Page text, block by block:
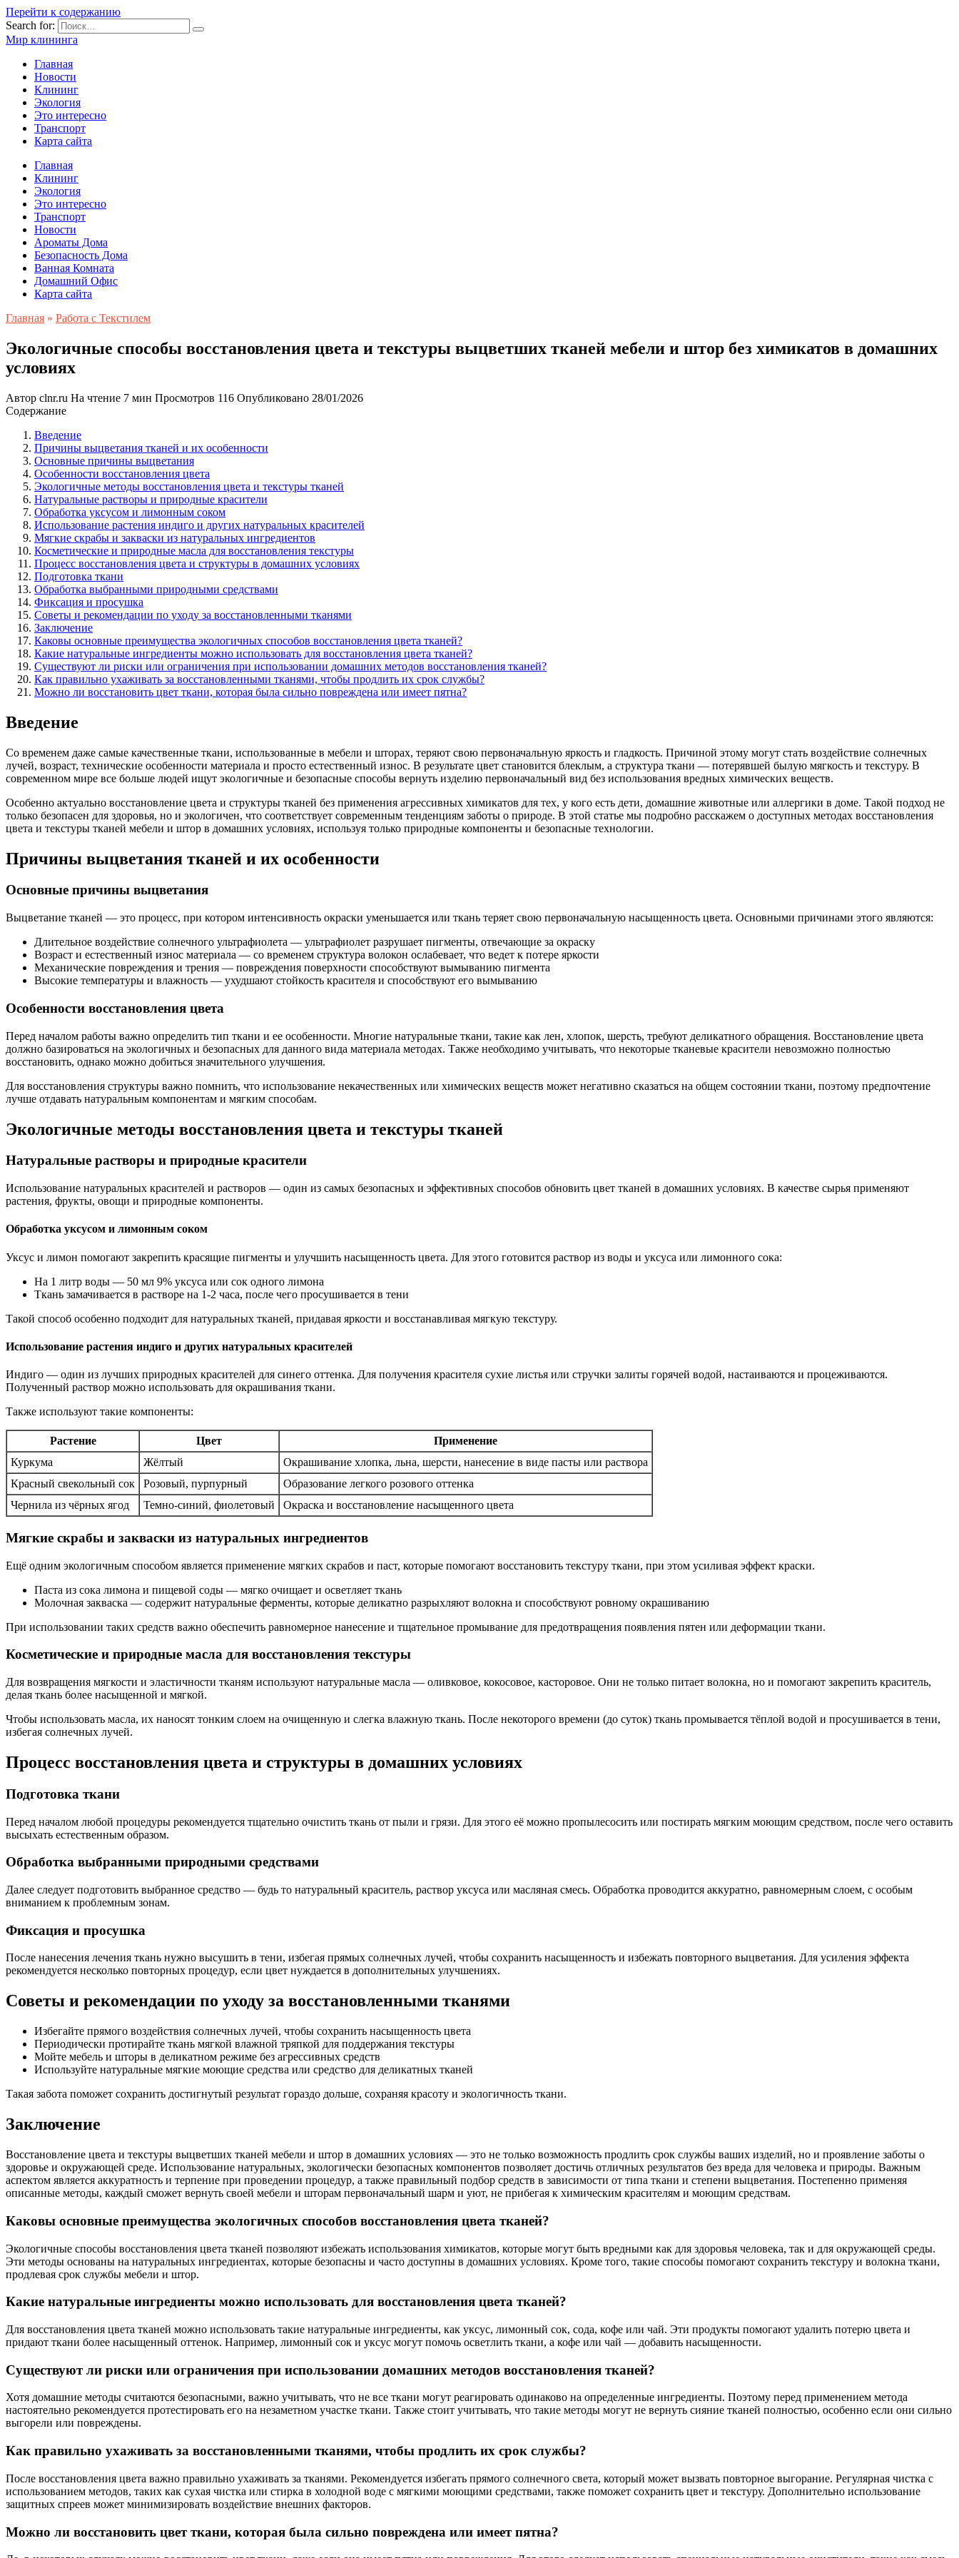
Перейти к содержанию
Search for:
Мир клининга
Главная
Новости
Клининг
Экология
Это интересно
Транспорт
Карта сайта
Главная
Клининг
Экология
Это интересно
Транспорт
Новости
Ароматы Дома
Безопасность Дома
Ванная Комната
Домашний Офис
Карта сайта
Главная » Работа с Текстилем
Экологичные способы восстановления цвета и текстуры выцветших тканей мебели и штор без химикатов в домашних
условиях
Автор clnr.ru На чтение 7 мин Просмотров 116 Опубликовано 28/01/2026
Содержание
Введение
Причины выцветания тканей и их особенности
Основные причины выцветания
Особенности восстановления цвета
Экологичные методы восстановления цвета и текстуры тканей
Натуральные растворы и природные красители
Обработка уксусом и лимонным соком
Использование растения индиго и других натуральных красителей
Мягкие скрабы и закваски из натуральных ингредиентов
Косметические и природные масла для восстановления текстуры
Процесс восстановления цвета и структуры в домашних условиях
Подготовка ткани
Обработка выбранными природными средствами
Фиксация и просушка
Советы и рекомендации по уходу за восстановленными тканями
Заключение
Каковы основные преимущества экологичных способов восстановления цвета тканей?
Какие натуральные ингредиенты можно использовать для восстановления цвета тканей?
Существуют ли риски или ограничения при использовании домашних методов восстановления тканей?
Как правильно ухаживать за восстановленными тканями, чтобы продлить их срок службы?
Можно ли восстановить цвет ткани, которая была сильно повреждена или имеет пятна?
Введение
Со временем даже самые качественные ткани, использованные в мебели и шторах, теряют свою первоначальную яркость и гладкость. Причиной этому могут стать воздействие солнечных
лучей, возраст, технические особенности материала и просто естественный износ. В результате цвет становится блеклым, а структура ткани — потерявшей былую мягкость и текстуру. В
современном мире все больше людей ищут экологичные и безопасные способы вернуть изделию первоначальный вид без использования вредных химических веществ.
Особенно актуально восстановление цвета и структуры тканей без применения агрессивных химикатов для тех, у кого есть дети, домашние животные или аллергики в доме. Такой подход не
только безопасен для здоровья, но и экологичен, что соответствует современным тенденциям заботы о природе. В этой статье мы подробно расскажем о доступных методах восстановления
цвета и текстуры тканей мебели и штор в домашних условиях, используя только природные компоненты и безопасные технологии.
Причины выцветания тканей и их особенности
Основные причины выцветания
Выцветание тканей — это процесс, при котором интенсивность окраски уменьшается или ткань теряет свою первоначальную насыщенность цвета. Основными причинами этого являются:
Длительное воздействие солнечного ультрафиолета — ультрафиолет разрушает пигменты, отвечающие за окраску
Возраст и естественный износ материала — со временем структура волокон ослабевает, что ведет к потере яркости
Механические повреждения и трения — повреждения поверхности способствуют вымыванию пигмента
Высокие температуры и влажность — ухудшают стойкость красителя и способствуют его вымыванию
Особенности восстановления цвета
Перед началом работы важно определить тип ткани и ее особенности. Многие натуральные ткани, такие как лен, хлопок, шерсть, требуют деликатного обращения. Восстановление цвета
должно базироваться на экологичных и безопасных для данного вида материала методах. Также необходимо учитывать, что некоторые тканевые красители невозможно полностью
восстановить, однако можно добиться значительного улучшения.
Для восстановления структуры важно помнить, что использование некачественных или химических веществ может негативно сказаться на общем состоянии ткани, поэтому предпочтение
лучше отдавать натуральным компонентам и мягким способам.
Экологичные методы восстановления цвета и текстуры тканей
Натуральные растворы и природные красители
Использование натуральных красителей и растворов — один из самых безопасных и эффективных способов обновить цвет тканей в домашних условиях. В качестве сырья применяют
растения, фрукты, овощи и природные компоненты.
Обработка уксусом и лимонным соком
Уксус и лимон помогают закрепить красящие пигменты и улучшить насыщенность цвета. Для этого готовится раствор из воды и уксуса или лимонного сока:
На 1 литр воды — 50 мл 9% уксуса или сок одного лимона
Ткань замачивается в растворе на 1-2 часа, после чего просушивается в тени
Такой способ особенно подходит для натуральных тканей, придавая яркости и восстанавливая мягкую текстуру.
Использование растения индиго и других натуральных красителей
Индиго — один из лучших природных красителей для синего оттенка. Для получения красителя сухие листья или стручки залиты горячей водой, настаиваются и процеживаются.
Полученный раствор можно использовать для окрашивания ткани.
Также используют такие компоненты:
Растение Цвет
Применение
Куркума
Жёлтый
Окрашивание хлопка, льна, шерсти, нанесение в виде пасты или раствора
Красный свекольный сок
Розовый, пурпурный
Образование легкого розового оттенка
Чернила из чёрных ягод
Темно-синий, фиолетовый Окраска и восстановление насыщенного цвета
Мягкие скрабы и закваски из натуральных ингредиентов
Ещё одним экологичным способом является применение мягких скрабов и паст, которые помогают восстановить текстуру ткани, при этом усиливая эффект краски.
Паста из сока лимона и пищевой соды — мягко очищает и осветляет ткань
Молочная закваска — содержит натуральные ферменты, которые деликатно разрыхляют волокна и способствуют ровному окрашиванию
При использовании таких средств важно обеспечить равномерное нанесение и тщательное промывание для предотвращения появления пятен или деформации ткани.
Косметические и природные масла для восстановления текстуры
Для возвращения мягкости и эластичности тканям используют натуральные масла — оливковое, кокосовое, касторовое. Они не только питает волокна, но и помогают закрепить краситель,
делая ткань более насыщенной и мягкой.
Чтобы использовать масла, их наносят тонким слоем на очищенную и слегка влажную ткань. После некоторого времени (до суток) ткань промывается тёплой водой и просушивается в тени,
избегая солнечных лучей.
Процесс восстановления цвета и структуры в домашних условиях
Подготовка ткани
Перед началом любой процедуры рекомендуется тщательно очистить ткань от пыли и грязи. Для этого её можно пропылесосить или постирать мягким моющим средством, после чего оставить
высыхать естественным образом.
Обработка выбранными природными средствами
Далее следует подготовить выбранное средство — будь то натуральный краситель, раствор уксуса или масляная смесь. Обработка проводится аккуратно, равномерным слоем, с особым
вниманием к проблемным зонам.
Фиксация и просушка
После нанесения лечения ткань нужно высушить в тени, избегая прямых солнечных лучей, чтобы сохранить насыщенность и избежать повторного выцветания. Для усиления эффекта
рекомендуется несколько повторных процедур, если цвет нуждается в дополнительных улучшениях.
Советы и рекомендации по уходу за восстановленными тканями
Избегайте прямого воздействия солнечных лучей, чтобы сохранить насыщенность цвета
Периодически протирайте ткань мягкой влажной тряпкой для поддержания текстуры
Мойте мебель и шторы в деликатном режиме без агрессивных средств
Используйте натуральные мягкие моющие средства или средство для деликатных тканей
Такая забота поможет сохранить достигнутый результат гораздо дольше, сохраняя красоту и экологичность ткани.
Заключение
Восстановление цвета и текстуры выцветших тканей мебели и штор в домашних условиях — это не только возможность продлить срок службы ваших изделий, но и проявление заботы о
здоровье и окружающей среде. Использование натуральных, экологически безопасных компонентов позволяет достичь отличных результатов без вреда для человека и природы. Важным
аспектом является аккуратность и терпение при проведении процедур, а также правильный подбор средств в зависимости от типа ткани и степени выцветания. Постепенно применяя
описанные методы, каждый сможет вернуть своей мебели и шторам первоначальный шарм и уют, не прибегая к химическим красителям и моющим средствам.
Каковы основные преимущества экологичных способов восстановления цвета тканей?
Экологичные способы восстановления цвета тканей позволяют избежать использования химикатов, которые могут быть вредными как для здоровья человека, так и для окружающей среды.
Эти методы основаны на натуральных ингредиентах, которые безопасны и часто доступны в домашних условиях. Кроме того, такие способы помогают сохранить текстуру и волокна ткани,
продлевая срок службы мебели и штор.
Какие натуральные ингредиенты можно использовать для восстановления цвета тканей?
Для восстановления цвета тканей можно использовать такие натуральные ингредиенты, как уксус, лимонный сок, сода, кофе или чай. Эти продукты помогают удалить потерю цвета и
придают ткани более насыщенный оттенок. Например, лимонный сок и уксус могут помочь осветлить ткани, а кофе или чай — добавить насыщенности.
Существуют ли риски или ограничения при использовании домашних методов восстановления тканей?
Хотя домашние методы считаются безопасными, важно учитывать, что не все ткани могут реагировать одинаково на определенные ингредиенты. Поэтому перед применением метода
настоятельно рекомендуется протестировать его на незаметном участке ткани. Также стоит учитывать, что такие методы могут не вернуть сияние тканей полностью, особенно если они сильно
выгорели или повреждены.
Как правильно ухаживать за восстановленными тканями, чтобы продлить их срок службы?
После восстановления цвета важно правильно ухаживать за тканями. Рекомендуется избегать прямого солнечного света, который может вызвать повторное выгорание. Регулярная чистка с
использованием методов, таких как сухая чистка или стирка в холодной воде с мягкими моющими средствами, также поможет сохранить цвет и текстуру. Дополнительно использование
защитных спреев может минимизировать воздействие внешних факторов.
Можно ли восстановить цвет ткани, которая была сильно повреждена или имеет пятна?